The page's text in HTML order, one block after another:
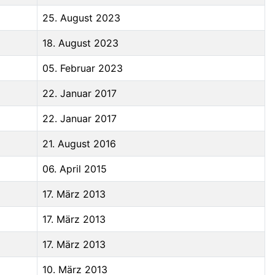
25. August 2023
18. August 2023
05. Februar 2023
22. Januar 2017
22. Januar 2017
21. August 2016
06. April 2015
17. März 2013
17. März 2013
17. März 2013
10. März 2013